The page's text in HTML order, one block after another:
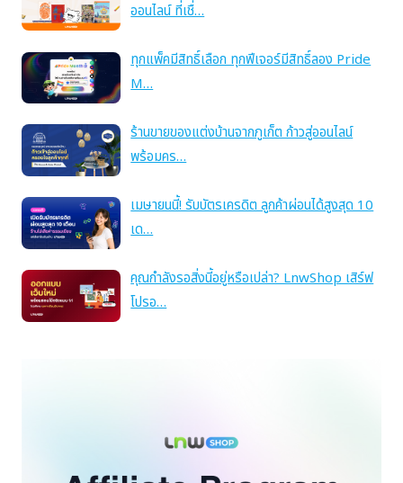
ออนไลน์ ที่เชื่…
ทุกแพ็คมีสิทธิ์เลือก ทุกฟีเจอร์มีสิทธิ์ลอง Pride
M…
ร้านขายของแต่งบ้านจากภูเก็ต ก้าวสู่ออนไลน์
พร้อมคร…
เมษายนนี้! รับบัตรเครดิต ลูกค้าผ่อนได้สูงสุด 10
เด…
คุณกำลังรอสิ่งนี้อยู่หรือเปล่า? LnwShop เสิร์ฟ
โปรอ…